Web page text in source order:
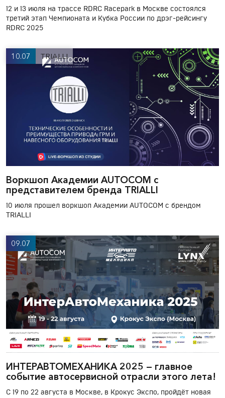
12 и 13 июля на трассе RDRC Racepark в Москве состоялся
третий этап Чемпионата и Кубка России по дрэг-рейсингу
RDRC 2025
10.07 TRIALLI
Воркшоп Академии AUTOCOM с
представителем бренда TRIALLI
10 июля прошел воркшоп Академии AUTOCOM с брендом
TRIALLI
09.07
ИНТЕРАВТОМЕХАНИКА 2025 — главное
событие автосервисной отрасли этого лета!
С 19 по 22 августа в Москве, в Крокус Экспо, пройдёт новая